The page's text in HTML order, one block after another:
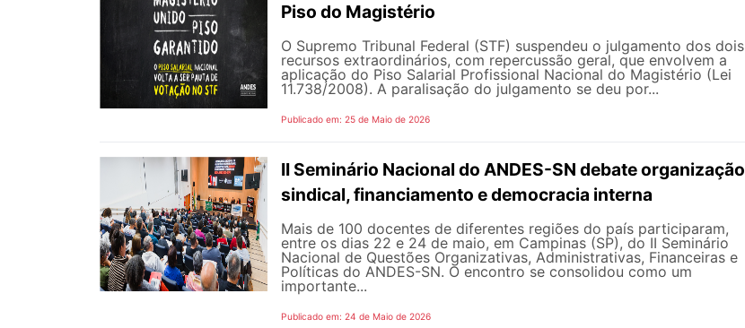
Piso do Magistério
O Supremo Tribunal Federal (STF) suspendeu o julgamento dos dois
recursos extraordinários, com repercussão geral, que envolvem a
aplicação do Piso Salarial Profissional Nacional do Magistério (Lei
11.738/2008). A paralisação do julgamento se deu por...
Publicado em: 25 de Maio de 2026
II Seminário Nacional do ANDES-SN debate organização
sindical, financiamento e democracia interna
Mais de 100 docentes de diferentes regiões do país participaram,
entre os dias 22 e 24 de maio, em Campinas (SP), do II Seminário
Nacional de Questões Organizativas, Administrativas, Financeiras e
Políticas do ANDES-SN. O encontro se consolidou como um
importante...
Publicado em: 24 de Maio de 2026